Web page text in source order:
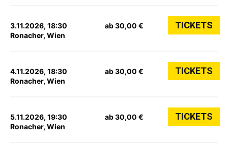
3.11.2026, 18:30
Ronacher, Wien
ab 30,00 € TICKETS
4.11.2026, 18:30
Ronacher, Wien
ab 30,00 € TICKETS
5.11.2026, 19:30
Ronacher, Wien
ab 30,00 € TICKETS